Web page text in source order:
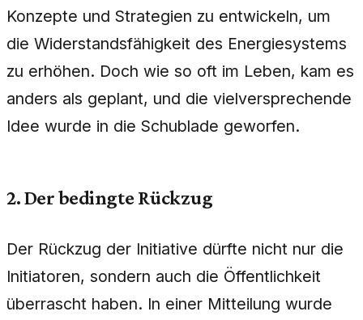
Konzepte und Strategien zu entwickeln, um
die Widerstandsfähigkeit des Energiesystems
zu erhöhen. Doch wie so oft im Leben, kam es
anders als geplant, und die vielversprechende
Idee wurde in die Schublade geworfen.
2. Der bedingte Rückzug
Der Rückzug der Initiative dürfte nicht nur die
Initiatoren, sondern auch die Öffentlichkeit
überrascht haben. In einer Mitteilung wurde